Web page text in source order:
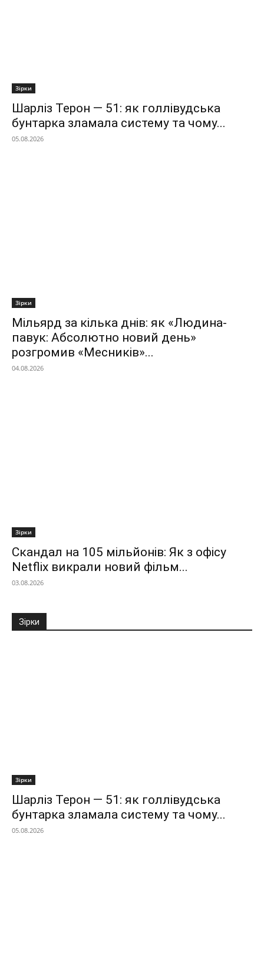
Зірки
Шарліз Терон — 51: як голлівудська
бунтарка зламала систему та чому...
05.08.2026
Зірки
Мільярд за кілька днів: як «Людина-
павук: Абсолютно новий день»
розгромив «Месників»...
04.08.2026
Зірки
Скандал на 105 мільйонів: Як з офісу
Netflix викрали новий фільм...
03.08.2026
Зірки
Зірки
Шарліз Терон — 51: як голлівудська
бунтарка зламала систему та чому...
05.08.2026